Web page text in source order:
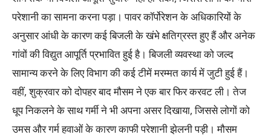
परेशानी का सामना करना पड़ा। पावर कॉर्पोरेशन के अधिकारियों के
अनुसार आंधी के कारण कई बिजली के खंभे क्षतिग्रस्त हुए हैं और अनेक
गांवों की विद्युत आपूर्ति प्रभावित हुई है। बिजली व्यवस्था को जल्द
सामान्य करने के लिए विभाग की कई टीमें मरम्मत कार्य में जुटी हुई हैं।
वहीं, शुक्रवार को दोपहर बाद मौसम ने एक बार फिर करवट ली। तेज
धूप निकलने के साथ गर्मी ने भी अपना असर दिखाया, जिससे लोगों को
उमस और गर्म हवाओं के कारण काफी परेशानी झेलनी पड़ी। मौसम